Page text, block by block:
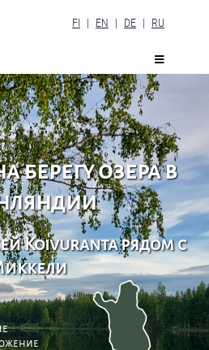
FI | EN | DE | RU
берегу озера в
Koivuranta рядом с